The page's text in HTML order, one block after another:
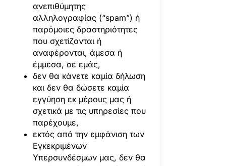
ανεπιθύμητης
αλληλογραφίας (“spam”) ή
παρόμοιες δραστηριότητες
που σχετίζονται ή
αναφέρονται, άμεσα ή
έμμεσα, σε εμάς,
δεν θα κάνετε καμία δήλωση
και δεν θα δώσετε καμία
εγγύηση εκ μέρους μας ή
σχετικά με τις υπηρεσίες που
παρέχουμε,
εκτός από την εμφάνιση των
Εγκεκριμένων
Υπερσυνδέσμων μας, δεν θα